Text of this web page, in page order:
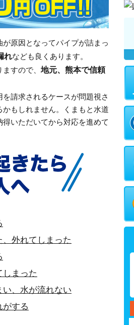
原因となってパイプが詰まっ
れなども良くあります。
すので、 地元、熊本で信頼
請求されるケースが問題視さ
もしれません。くまもと水道
いただいてから対応を進めて
外れてしまった
しまった
、水が流れない
がする